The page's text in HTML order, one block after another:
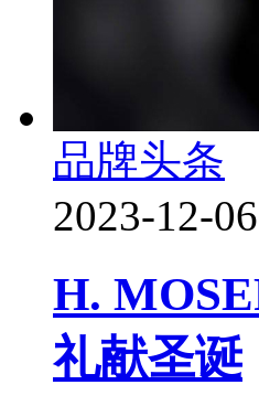
品牌头条
2023-12-
H.
礼献圣诞